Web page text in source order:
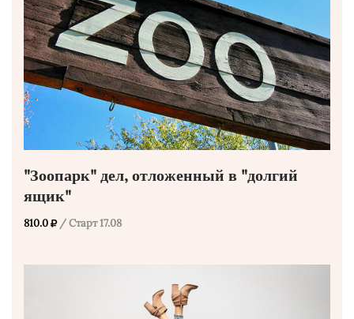
"Зоопарк" дел, отложенный в "долгий
ящик"
810.0 / Старт 17.08